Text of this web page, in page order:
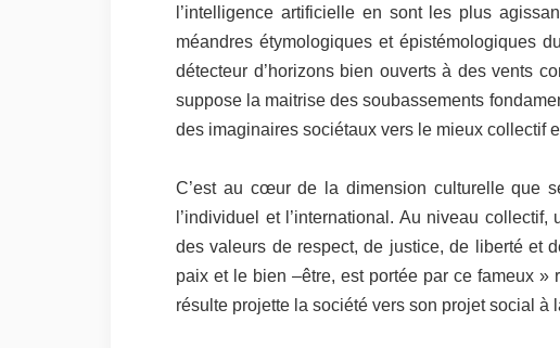
l’intelligence artificielle en sont les plus
méandres étymologiques et épistémologiques
détecteur d’horizons bien ouverts à des vents
suppose la maitrise des soubassements
des imaginaires sociétaux vers le mieux collectif
C’est au cœur de la dimension culturelle que
l’individuel et l’international. Au niveau
des valeurs de respect, de justice, de liberté et
paix et le bien –être, est portée par ce fameux
résulte projette la société vers son projet social